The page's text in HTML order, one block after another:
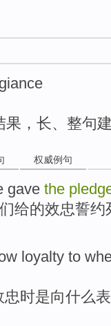
果，长、整句
权威例句
gave the
给的效忠誓约
loyalty to
忠时是向什么